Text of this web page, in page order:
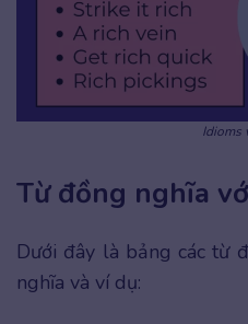
Idioms
Từ đồng nghĩa
Dưới đây là bảng các từ
nghĩa và ví dụ: